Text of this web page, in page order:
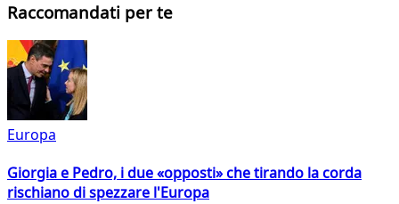
Raccomandati per te
Europa
Giorgia e Pedro, i due «opposti» che tirando la corda
rischiano di spezzare l'Europa